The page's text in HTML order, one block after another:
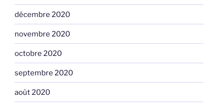
décembre 2020
novembre 2020
octobre 2020
septembre 2020
août 2020